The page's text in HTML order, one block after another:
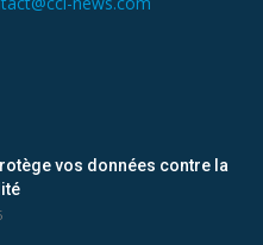
vos données contre la